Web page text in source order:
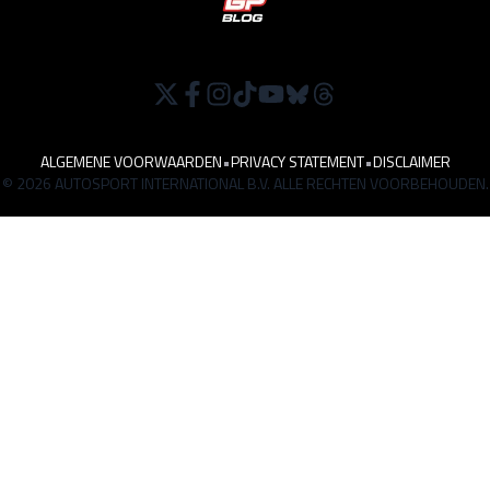
ALGEMENE VOORWAARDEN•PRIVACY STATEMENT•DISCLAIMER
© 2026 AUTOSPORT INTERNATIONAL B.V. ALLE RECHTEN VOORBEHOUDEN.